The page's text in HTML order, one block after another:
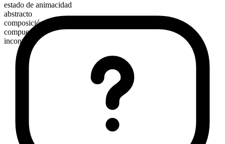
estado de animacidad
abstracto
composición morfológica
compuesto
incontable